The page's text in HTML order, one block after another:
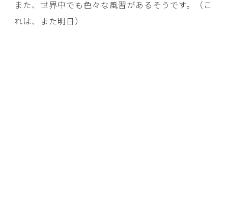
また、世界中でも色々な風習があるそうです。（こ
れは、また明日）